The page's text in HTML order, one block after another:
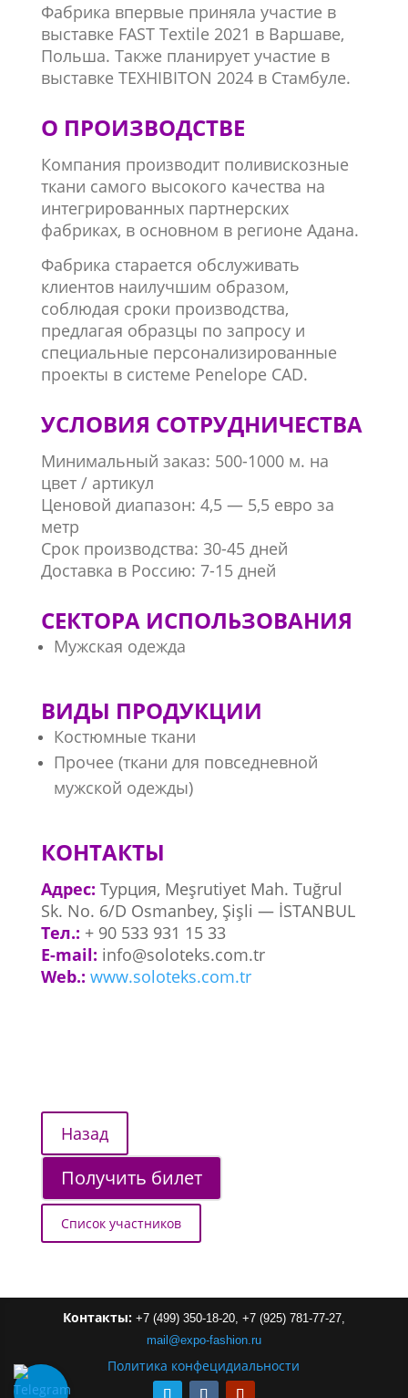
Фабрика впервые приняла участие в
выставке FAST Textile 2021 в Варшаве,
Польша. Также планирует участие в
выставке TEXHIBITON 2024 в Стамбуле.
О ПРОИЗВОДСТВЕ
Компания производит поливискозные
ткани самого высокого качества на
интегрированных партнерских
фабриках, в основном в регионе Адана.
Фабрика старается обслуживать
клиентов наилучшим образом,
соблюдая сроки производства,
предлагая образцы по запросу и
специальные персонализированные
проекты в системе Penelope CAD.
УСЛОВИЯ СОТРУДНИЧЕСТВА
Минимальный заказ: 500-1000 м. на
цвет / артикул
Ценовой диапазон: 4,5 — 5,5 евро за
метр
Срок производства: 30-45 дней
Доставка в Россию: 7-15 дней
СЕКТОРА ИСПОЛЬЗОВАНИЯ
Мужская одежда
ВИДЫ ПРОДУКЦИИ
Костюмные ткани
Прочее (ткани для повседневной
мужской одежды)
КОНТАКТЫ
Адрес: Турция,​ Meşrutiyet Mah. Tuğrul
Sk. No. 6/D Osmanbey, Şişli — İSTANBUL
Тел.: + 90 533 931 15 33
E-mail: info@soloteks.com.tr
Web.: www.soloteks.com.tr
Получить билет
Список участников
Контакты: +7 (499) 350-18-20, +7 (925) 781-77-27,
mail @expo-fashion.ru
Политика конфецидиальности